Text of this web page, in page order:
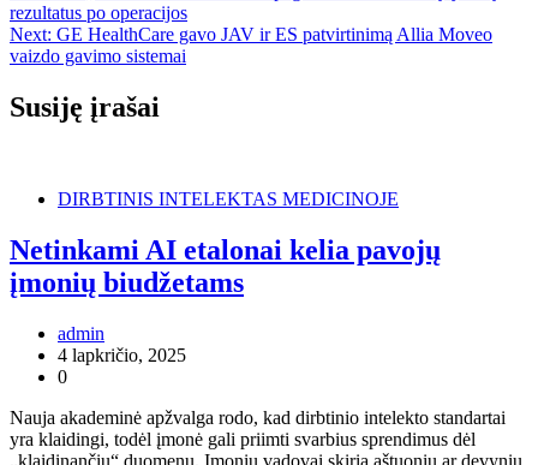
tarp
įrašų
rezultatus po operacijos
Next: GE HealthCare gavo JAV ir ES patvirtinimą Allia Moveo
vaizdo gavimo sistemai
Susiję įrašai
DIRBTINIS INTELEKTAS MEDICINOJE
Netinkami AI etalonai kelia pavojų
įmonių biudžetams
admin
4 lapkričio, 2025
0
Nauja akademinė apžvalga rodo, kad dirbtinio intelekto standartai
yra klaidingi, todėl įmonė gali priimti svarbius sprendimus dėl
„klaidinančių“ duomenų. Įmonių vadovai skiria aštuonių ar devynių